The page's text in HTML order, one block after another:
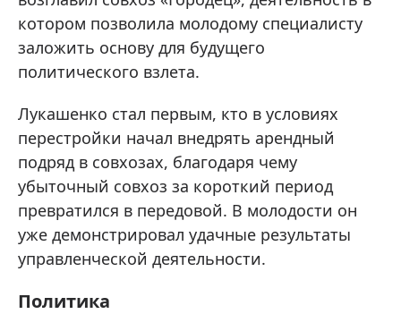
котором позволила молодому специалисту
заложить основу для будущего
политического взлета.
Лукашенко стал первым, кто в условиях
перестройки начал внедрять арендный
подряд в совхозах, благодаря чему
убыточный совхоз за короткий период
превратился в передовой. В молодости он
уже демонстрировал удачные результаты
управленческой деятельности.
Политика